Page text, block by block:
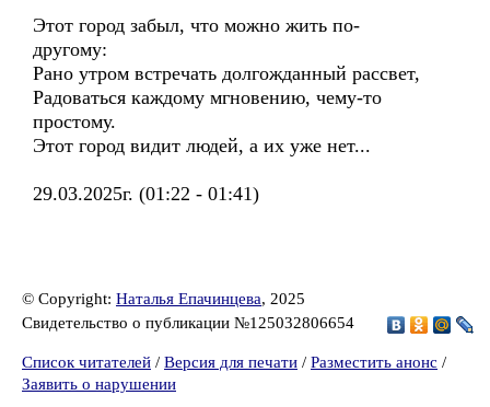
Этот город забыл, что можно жить по-
другому:
Рано утром встречать долгожданный рассвет,
Радоваться каждому мгновению, чему-то
простому.
Этот город видит людей, а их уже нет...
29.03.2025г. (01:22 - 01:41)
© Copyright: Наталья Епачинцева, 2025
Свидетельство о публикации №125032806654
Список читателей / Версия для печати / Разместить анонс /
Заявить о нарушении